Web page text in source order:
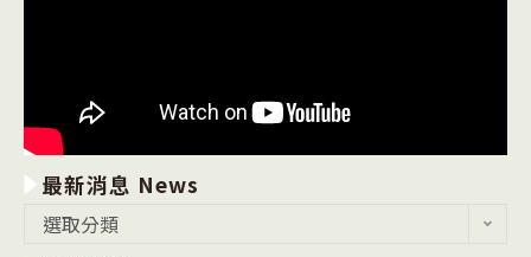
最新消息 News
選取分類